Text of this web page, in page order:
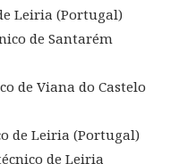
Leiria (Portugal)
de Santarém
de Viana do Castelo
de Leiria (Portugal)
de Leiria